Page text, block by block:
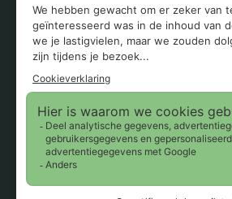
Onze merken op een rij
Zehnder
Radson
Itho Daalderop
Flakt
Bosch